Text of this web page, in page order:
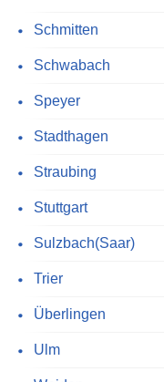
Schmitten
Schwabach
Speyer
Stadthagen
Straubing
Stuttgart
Sulzbach(Saar)
Trier
Überlingen
Ulm